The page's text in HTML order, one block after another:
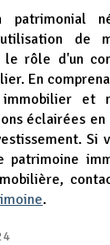
patrimonial
de
le rôle d'un
En
et
éclairées
Si
patrimoine
.